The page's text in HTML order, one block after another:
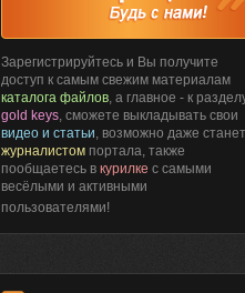
Зарегистрируйтесь и Вы получите
доступ к самым свежим материалам
каталога файлов, а главное - к
gold keys, сможете выкладывать свои
видео и статьи, возможно даже
журналистом портала, также
пообщаетесь в курилке с самыми
весёлыми и активными
пользователями!